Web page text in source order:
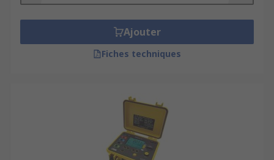
Ajouter
Fiches techniques